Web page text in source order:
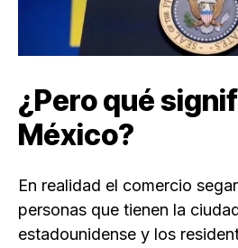
¿Pero qué
México?
En realidad el comercio
personas que tienen la
estadounidense y los